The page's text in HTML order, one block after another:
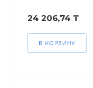
24 206,74 ₸
В КОРЗИНУ